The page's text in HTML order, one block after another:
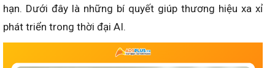
hạn. Dưới đây là những bí quyết giúp thương hiệu xa xỉ
phát triển trong thời đại AI.